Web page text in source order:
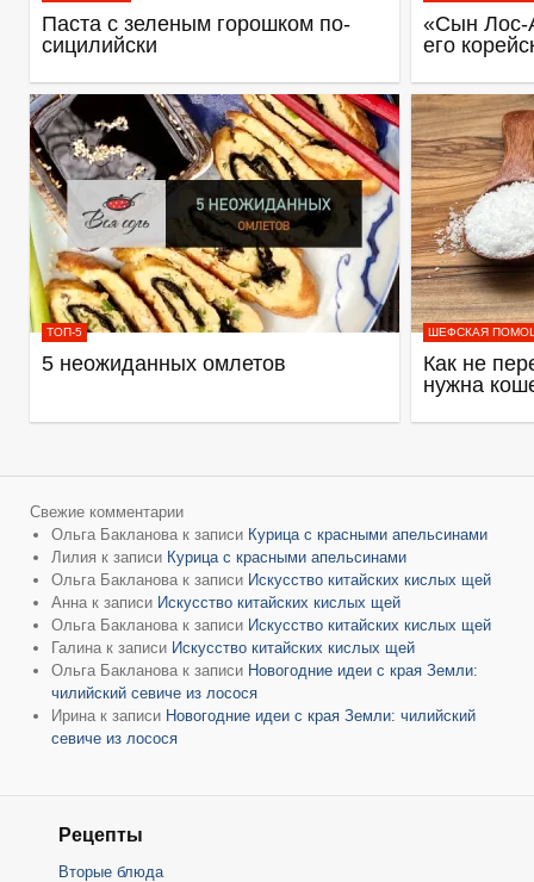
Паста с зеленым горошком по-
сицилийски
«Сын Лос-
его
ТОП-5
5 неожиданных омлетов
ШЕФСКАЯ
Как не
нужна
Свежие комментарии
Ольга Бакланова к записи Курица с красными апельсинами
Лилия к записи Курица с красными апельсинами
Ольга Бакланова к записи Искусство китайских кислых щей
Анна к записи Искусство китайских кислых щей
Ольга Бакланова к записи Искусство китайских кислых щей
Галина к записи Искусство китайских кислых щей
Ольга Бакланова к записи Новогодние идеи с края Земли:
чилийский севиче из лосося
Ирина к записи Новогодние идеи с края Земли: чилийский
севиче из лосося
Рецепты
Вторые блюда